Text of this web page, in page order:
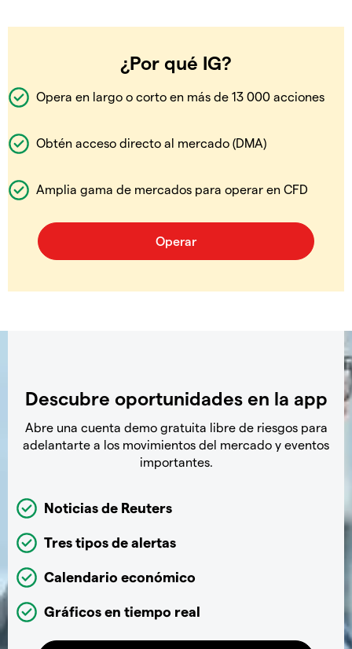
¿Por qué IG?
Opera en largo o corto en más de 13 000 acciones
Obtén acceso directo al mercado (DMA)
Amplia gama de mercados para operar en CFD
Descubre oportunidades en la app
Abre una cuenta demo gratuita libre de riesgos para
adelantarte a los movimientos del mercado y eventos
importantes.
Noticias de Reuters
Tres tipos de alertas
Calendario económico
Gráficos en tiempo real